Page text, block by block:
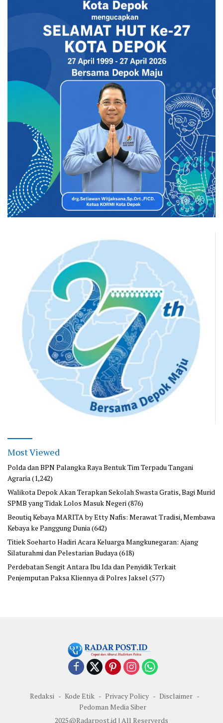
Most Viewed
Polda dan BPN Palangka Raya Bentuk Tim Terpadu Tangani
Agraria(1,242)
Walikota Depok Akan Terapkan Sekolah Swasta Gratis, Bagi Murid
SPMB yang Tidak Lolos Masuk Negeri(876)
Beoutiq Kebaya MARITA by Etty Nafis: Merawat Tradisi, Membawa
Kebaya ke Panggung Dunia(642)
Titiek Soeharto Hadiri Acara Keluarga Mangkunegaran: Ajang
Silaturahmi dan Pelestarian Budaya(618)
Perdebatan Sengit Antara Ibu Ida dan Penyidik Terkait
Penjemputan Paksa Kliennya di Polres Jaksel (577)
Redaksi Kode Etik Privacy Policy
Disclaimer
Pedoman Media Siber
2025@Radarpost.id | All Reserverds